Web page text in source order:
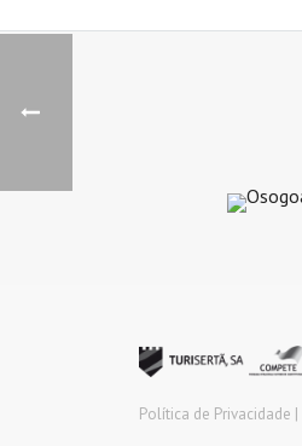
Política de Privacidade |